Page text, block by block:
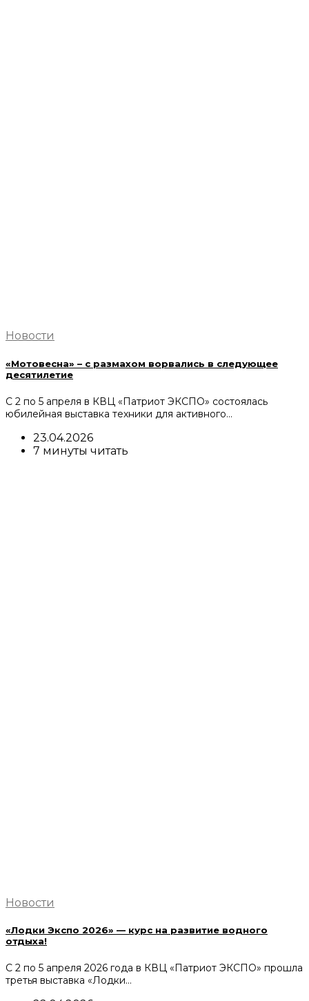
Новости
«Мотовесна» – с размахом ворвались в следующее
десятилетие
С 2 по 5 апреля в КВЦ «Патриот ЭКСПО» состоялась
юбилейная выставка техники для активного…
23.04.2026
7 минуты читать
Новости
«Лодки Экспо 2026» — курс на развитие водного
отдыха!
С 2 по 5 апреля 2026 года в КВЦ «Патриот ЭКСПО» прошла
третья выставка «Лодки…